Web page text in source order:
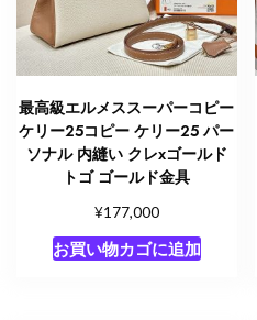
最高級エルメススーパーコピー
ケリー25コピー ケリー25 パー
ソナル 内縫い クレxゴールド
トゴ ゴールド金具
¥177,000
お買い物カゴに追加